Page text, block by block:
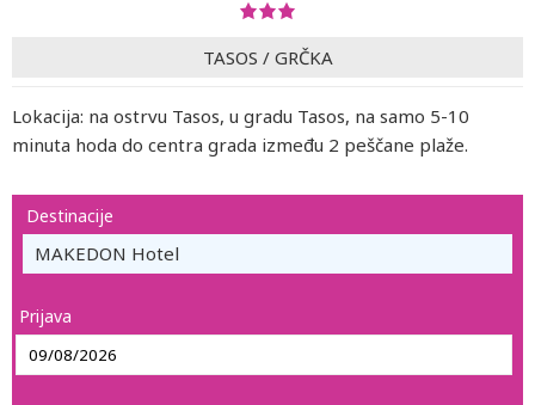
TASOS / GRČKA
Lokacija: na ostrvu Tasos, u gradu Tasos, na samo 5-10
minuta hoda do centra grada između 2 peščane plaže.
Destinacije
MAKEDON Hotel
Prijava